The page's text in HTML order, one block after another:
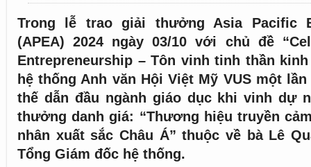
Trong lễ trao giải thưởng Asia Pacific
(APEA) 2024 ngày 03/10 với chủ đề
Entrepreneurship – Tôn vinh tinh thần
hệ thống Anh văn Hội Việt Mỹ VUS một
thế dẫn đầu ngành giáo dục khi vinh dự
thưởng danh giá: “Thương hiệu truyền
nhân xuất sắc Châu Á” thuộc về bà Lê
Tổng Giám đốc hệ thống.